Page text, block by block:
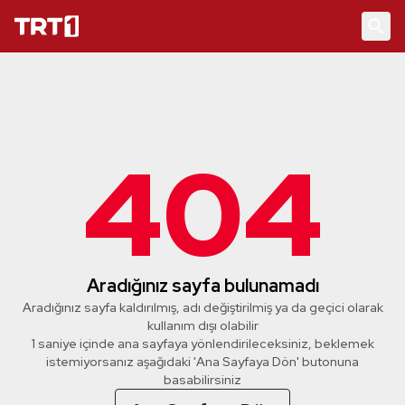
404
Aradığınız sayfa bulunamadı
Aradığınız sayfa kaldırılmış, adı değiştirilmiş ya da geçici olarak
kullanım dışı olabilir
1 saniye içinde ana sayfaya yönlendirileceksiniz, beklemek
istemiyorsanız aşağıdaki 'Ana Sayfaya Dön' butonuna
basabilirsiniz